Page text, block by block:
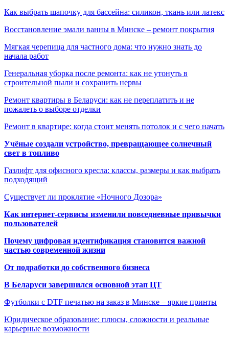
Как выбрать шапочку для бассейна: силикон, ткань или латекс
Восстановление эмали ванны в Минске – ремонт покрытия
Мягкая черепица для частного дома: что нужно знать до
начала работ
Генеральная уборка после ремонта: как не утонуть в
строительной пыли и сохранить нервы
Ремонт квартиры в Беларуси: как не переплатить и не
пожалеть о выборе отделки
Ремонт в квартире: когда стоит менять потолок и с чего начать
Учёные создали устройство, превращающее солнечный
свет в топливо
Газлифт для офисного кресла: классы, размеры и как выбрать
подходящий
Существует ли проклятие «Ночного Дозора»
Как интернет-сервисы изменили повседневные привычки
пользователей
Почему цифровая идентификация становится важной
частью современной жизни
От подработки до собственного бизнеса
В Беларуси завершился основной этап ЦТ
Футболки с DTF печатью на заказ в Минске – яркие принты
Юридическое образование: плюсы, сложности и реальные
карьерные возможности